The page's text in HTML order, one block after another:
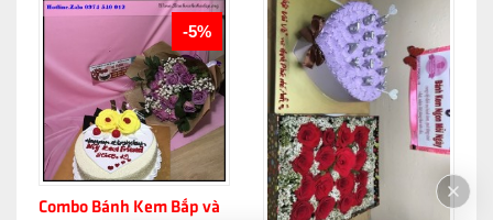
-5%
Combo Bánh Kem Bắp và